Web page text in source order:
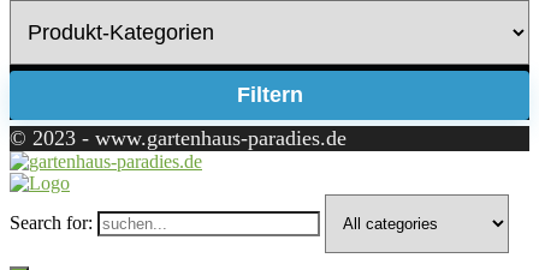
Filtern
© 2023 - www.gartenhaus-paradies.de
Search for: